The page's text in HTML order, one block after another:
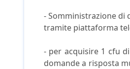
- Somministrazione di
tramite piattaforma
- per acquisire 1 cfu
domande a risposta